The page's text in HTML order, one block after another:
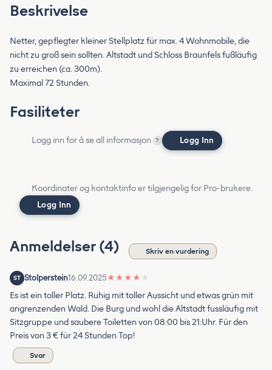
Beskrivelse
Netter, gepflegter kleiner Stellplatz für max. 4 Wohnmobile, die
nicht zu groß sein sollten. Altstadt und Schloss Braunfels fußläufig
zu erreichen (ca. 300m).
Maximal 72 Stunden.
Fasiliteter
Logg inn for å se all informasjon ? Logg Inn
Koordinater og kontaktinfo er tilgjengelig for Pro-brukere.
Logg Inn
Anmeldelser (4) Skriv en vurdering
ST Stolperstein16.09.2025★ ★ ★ ★ ★
Es ist ein toller Platz. Ruhig mit toller Aussicht und etwas grün mit
angrenzenden Wald. Die Burg und wohl die Altstadt fussläufig mit
Sitzgruppe und saubere Toiletten von 08:00 bis 21:Uhr. Für den
Preis von 3 € für 24 Stunden Top!
Svar